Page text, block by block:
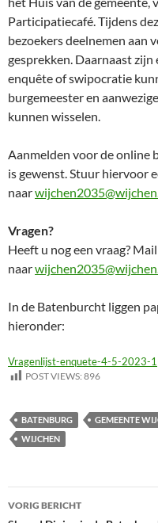
Participatiecafé. Tijdens
bezoekers deelnemen aan
gesprekken. Daarnaast zijn
enquête of swipocratie
burgemeester en
kunnen wisselen.
Aanmelden voor de online
is gewenst. Stuur hiervoor
naar
Vragen?
Heeft u nog een vraag?
naar
In de Batenburcht liggen
hieronder:
Vragenlijst-enquete-4-5-2023-1
POST VIEWS: 896
BATENBURG GEMEENTE
WIJCHEN
Bericht
VORIG BERICHT